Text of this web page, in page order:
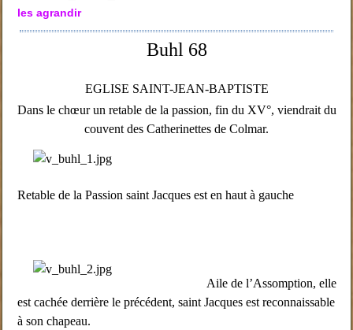
les agrandir
Buhl 68
EGLISE SAINT-JEAN-BAPTISTE
Dans le chœur un retable de la passion, fin du XV°, viendrait du
couvent des Catherinettes de Colmar.
Retable de la Passion saint Jacques est en haut à gauche
Aile de l’Assomption, elle
est cachée derrière le précédent, saint Jacques est reconnaissable
à son chapeau.